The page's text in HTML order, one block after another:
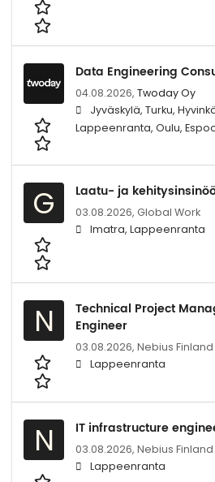
Data Engineering
04.08.2026, Twoday Oy
Jyväskylä, Turku,
Lappeenranta, Oulu,
G Laatu- ja
03.08.2026, Global Work
Imatra, Lappeenranta
N
Technical Project
Engineer
03.08.2026, Nebius
Lappeenranta
N IT infrastructure
03.08.2026, Nebius
Lappeenranta